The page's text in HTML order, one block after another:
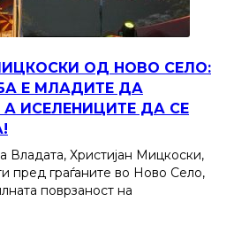
ОД НОВО СЕЛО:
Е МЛАДИТЕ ДА
А ИСЕЛЕНИЦИТЕ ДА СЕ
Владата, Христијан Мицкоски,
пред граѓаните во Ново Село,
поврзаност на